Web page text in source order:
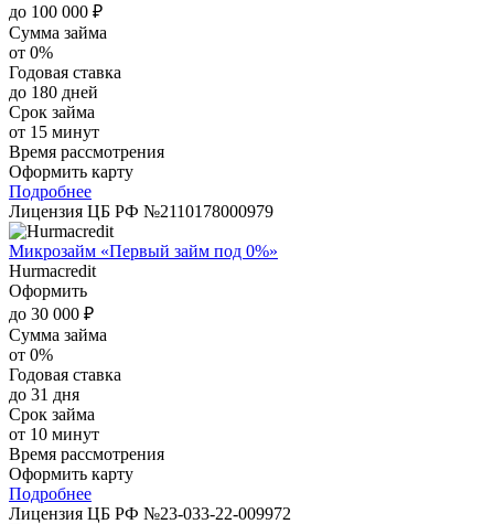
до 100 000 ₽
Сумма займа
от 0%
Годовая ставка
до 180 дней
Срок займа
от 15 минут
Время рассмотрения
Оформить карту
Подробнее
Лицензия ЦБ РФ №2110178000979
Микрозайм «Первый займ под 0%»
Hurmacredit
Оформить
до 30 000 ₽
Сумма займа
от 0%
Годовая ставка
до 31 дня
Срок займа
от 10 минут
Время рассмотрения
Оформить карту
Подробнее
Лицензия ЦБ РФ №23-033-22-009972